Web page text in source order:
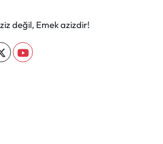
değil, Emek azizdir!